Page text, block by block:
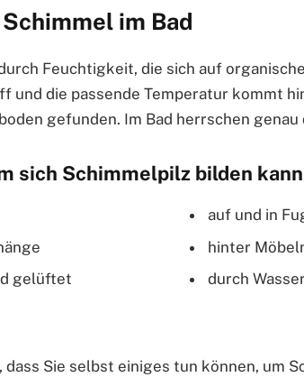
im Bad
Feuchtigkeit, die sich auf
und die passende Temperatur kommt
gefunden. Im Bad herrschen
sich Schimmelpilz bilden kann
gelüftet
auf und in
hinter
durch
Sie selbst einiges tun können, um